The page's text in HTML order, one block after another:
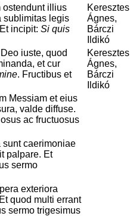
ostendunt illius
sublimitas legis
incipit:Si quis
Keresztes
Ágnes,
Bárczi
Ildikó
iuste, quod
et cur
. Fructibus et
Keresztes
Ágnes,
Bárczi
Ildikó
Messiam et eius
valde diffuse.
ac fructuosus
sunt caerimoniae
palpare. Et
sermo
exteriora
quod multi errant
sermo trigesimus